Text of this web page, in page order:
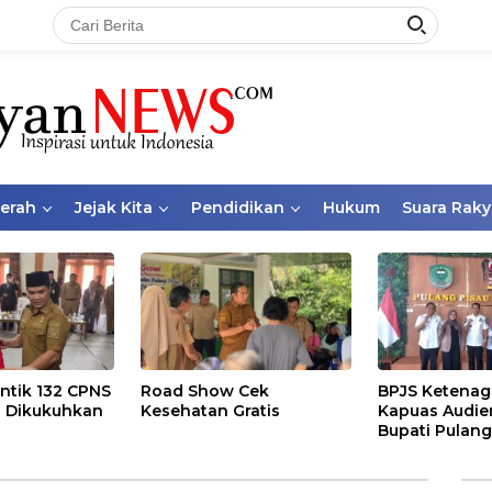
Jejak Kita Pendidikan Hukum Suara
132 CPNS
Dikukuhkan
Road Show Cek
Kesehatan Gratis
BPJS
Kapuas
Bupati